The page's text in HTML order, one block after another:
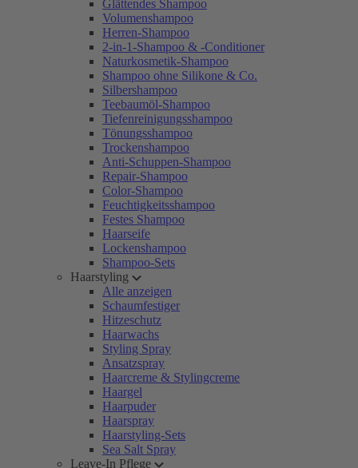
Glättendes Shampoo
Volumenshampoo
Herren-Shampoo
2-in-1-Shampoo & -Conditioner
Naturkosmetik-Shampoo
Shampoo ohne Silikone & Co.
Silbershampoo
Teebaumöl-Shampoo
Tiefenreinigungsshampoo
Tönungsshampoo
Trockenshampoo
Anti-Schuppen-Shampoo
Repair-Shampoo
Color-Shampoo
Feuchtigkeitsshampoo
Festes Shampoo
Haarseife
Lockenshampoo
Shampoo-Sets
Haarstyling
Alle anzeigen
Schaumfestiger
Hitzeschutz
Haarwachs
Styling Spray
Ansatzspray
Haarcreme & Stylingcreme
Haargel
Haarpuder
Haarspray
Haarstyling-Sets
Sea Salt Spray
Leave-In Pflege